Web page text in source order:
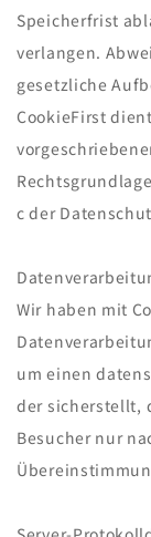
Speicherfrist
verlangen.
gesetzliche
CookieFirst
c der
Wir haben mit
um einen
der sicherstellt,
Besucher nur